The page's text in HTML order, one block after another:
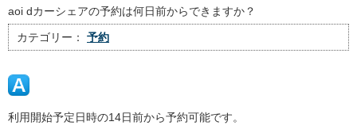
aoi dカーシェアの予約は何日前からできますか？
カテゴリー： 予約
利用開始予定日時の14日前から予約可能です。